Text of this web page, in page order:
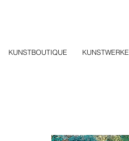
KUNSTBOUTIQUE KUNSTWERKE